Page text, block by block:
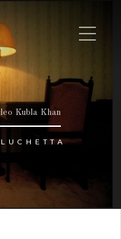
Kubla Khan